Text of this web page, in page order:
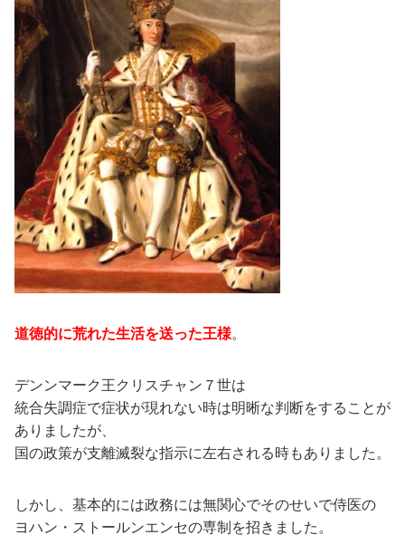
道徳的に荒れた生活を送った王様。
デンンマーク王クリスチャン７世は
統合失調症で症状が現れない時は明晰な判断をすることが
ありましたが、
国の政策が支離滅裂な指示に左右される時もありました。
しかし、基本的には政務には無関心でそのせいで侍医の
ヨハン・ストールンエンセの専制を招きました。